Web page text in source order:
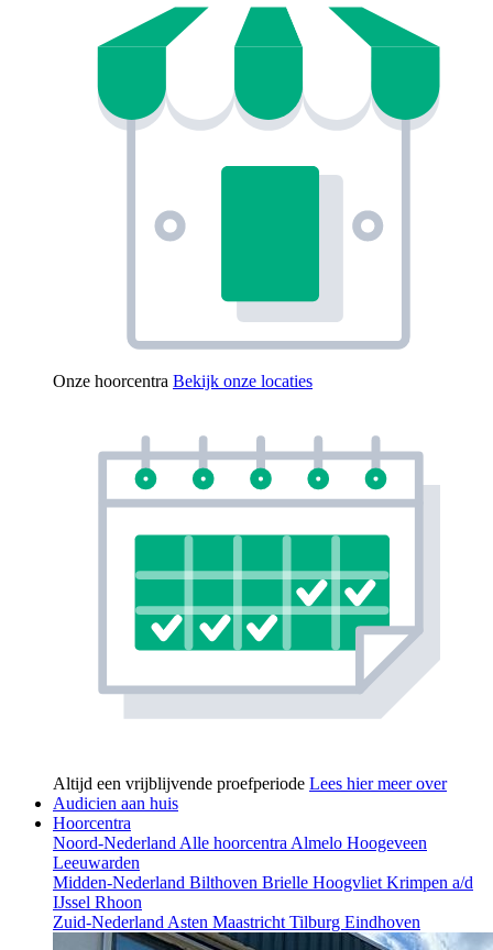
Onze hoorcentra Bekijk onze locaties
Altijd een vrijblijvende proefperiode Lees hier meer over
Audicien aan huis
Hoorcentra
Noord-NederlandAlle hoorcentraAlmelo Hoogeveen
Leeuwarden
Midden-Nederland Bilthoven Brielle HoogvlietKrimpen a/d
IJssel Rhoon
Zuid-NederlandAsten MaastrichtTilburg Eindhoven